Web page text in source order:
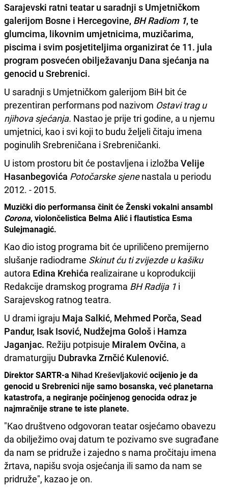
Sarajevski ratni teatar u saradnji s Umjetničkom
galerijom Bosne i Hercegovine, BH Radiom 1, te
glumcima, likovnim umjetnicima, muzičarima,
piscima i svim posjetiteljima organizirat će 11. jula
program posvećen obilježavanju Dana sjećanja na
genocid u Srebrenici.
U saradnji s Umjetničkom galerijom BiH bit će
prezentiran performans pod nazivom Ostavi trag u
njihova sjećanja. Nastao je prije tri godine, a u njemu
umjetnici, kao i svi koji to budu željeli čitaju imena
poginulih Srebreničana i Srebreničanki.
U istom prostoru bit će postavljena i izložba Velije
Hasanbegovića Potočarske sjenenastala u periodu
2012. - 2015.
Muzički dio performansa činit će Ženski vokalni ansambl
Corona, violončelistica Belma Alić i flautistica Esma
Sulejmanagić.
Kao dio istog programa bit će upriličeno premijerno
slušanje radiodrame Skinut ću ti zvijezde u kašiku
autora Edina Krehića realizairane u koprodukciji
Redakcije dramskog programa BH Radija 1 i
Sarajevskog ratnog teatra.
U drami igraju Maja Salkić, Mehmed Porča, Sead
Pandur, Isak Isović, Nudžejma Gološ i Hamza
Jaganjac. Režiju potpisuje Miralem Ovčina, a
dramaturgiju Dubravka Zrnčić Kulenović.
Direktor SARTR-a Nihad Kreševljakovićocijenio je da
genocid u Srebrenici nije samo bosanska, već planetarna
katastrofa, a negiranje počinjenog genocida odraz je
najmračnije strane te iste planete.
"Kao društveno odgovoran teatar osjećamo obavezu
da obilježimo ovaj datum te pozivamo sve sugrađane
da nam se pridruže i zajedno s nama pročitaju imena
žrtava, napišu svoja osjećanja ili samo da nam se
pridruže", kazao je on.